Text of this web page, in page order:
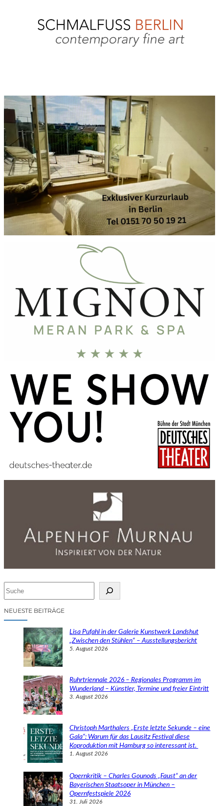
cNEUESTE BEITRÄGE
Lisa Pufahl in der Galerie Kunstwerk Landshut
„Zwischen den Stühlen“ – Ausstellungsbericht
5. August 2026
Ruhrtriennale 2026 – Regionales Programm im
Wunderland – Künstler, Termine und freier Eintritt
3. August 2026
Christoph Marthalers „Erste letzte Sekunde – eine
Gala“: Warum für das Lausitz Festival diese
Koproduktion mit Hamburg so interessant ist.
1. August 2026
Opernkritik – Charles Gounods „Faust“ an der
Bayerischen Staatsoper in München –
Opernfestspiele 2026
31. Juli 2026